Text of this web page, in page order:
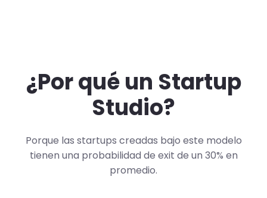
¿Por qué un Startup
Studio?
Porque las startups creadas bajo este modelo
tienen una probabilidad de exit de un 30% en
promedio.